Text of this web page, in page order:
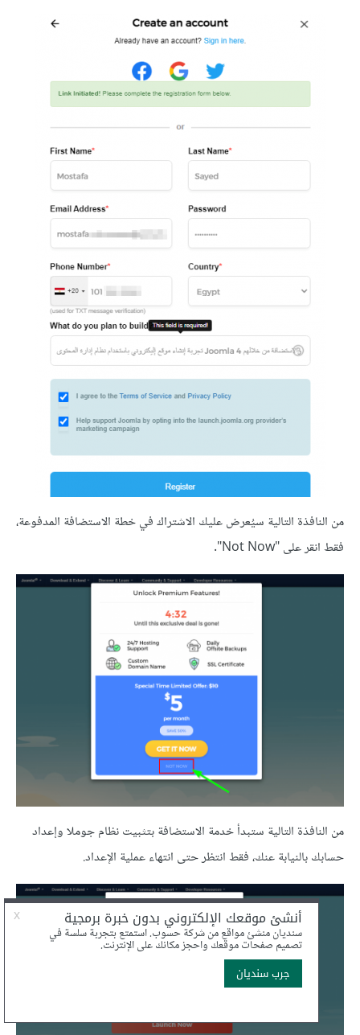
من النافذة التالية سيُعرض عليك الاشتراك في خطة الاستضافة المدفوعة،
فقط انقر على "Not Now".
من النافذة التالية ستبدأ خدمة الاستضافة بتثبيت نظام جوملا وإعداد
حسابك بالنيابة عنك، فقط انتظر حتى انتهاء عملية الإعداد.